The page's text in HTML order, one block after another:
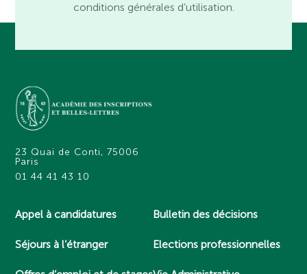
conditions générales d’utilisation.
23 Quai de Conti, 75006
Paris
01 44 41 43 10
Appel à candidatures
Séjours à l’étranger
Bulletin des décisions
Elections professionnelles